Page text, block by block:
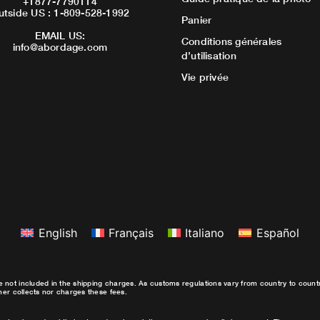
US : 1-809-528-1992
EMAIL US:
info@abordage.com
Panier
Conditions générales
d’utilisation
Vie privée
English Français Italiano Español
included in the shipping charges. As customs regulations vary from country to
collects nor charges these fees.